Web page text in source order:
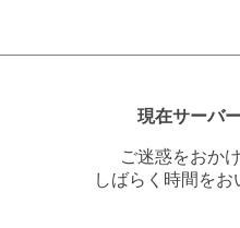
現在サーバ
ご迷惑をおか
しばらく時間を